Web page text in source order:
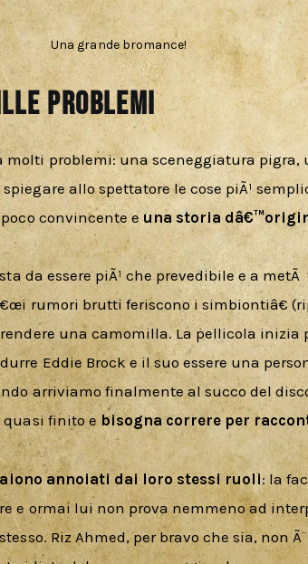
Una grande bromance!
problemi
molti problemi: una sceneggiatura pigra,
allo spettatore le cose piÃ¹
convincente e una storia
da essere piÃ¹ che prevedibile e a
rumori brutti feriscono i simbiontiâ€
una camomilla. La pellicola
Eddie Brock e il suo essere una
arriviamo finalmente al succo del
quasi finito e bisogna correre per
annoiati dai loro stessi ruoli: la
e ormai lui non prova nemmeno ad
Riz Ahmed, per bravo che sia, non